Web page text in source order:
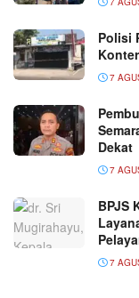
Polisi
7
Dekat
7
BPJS
7